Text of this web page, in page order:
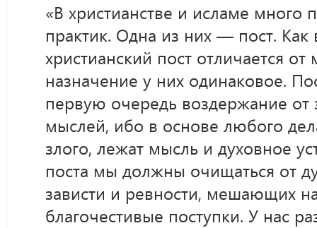
«В христианстве и исламе много
практик. Одна из них — пост. Как
христианский пост отличается
назначение у них одинаковое.
первую очередь воздержание от
мыслей, ибо в основе любого
злого, лежат мысль и духовное
поста мы должны очищаться от
зависти и ревности, мешающих
благочестивые поступки. У нас